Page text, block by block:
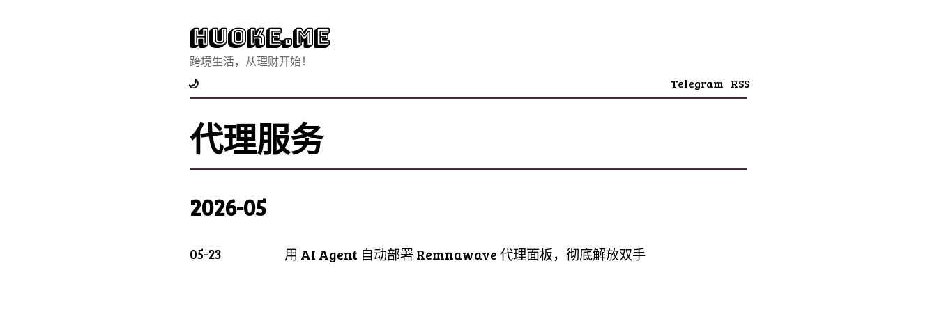
Huoke.Me
跨境生活，从理财开始！
🌙 Telegram RSS
代理服务
2026-05
05-23 用 AI Agent 自动部署 Remnawave 代理面板，彻底解放双手